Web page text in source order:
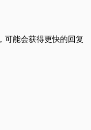
，可能会获得更快的回复